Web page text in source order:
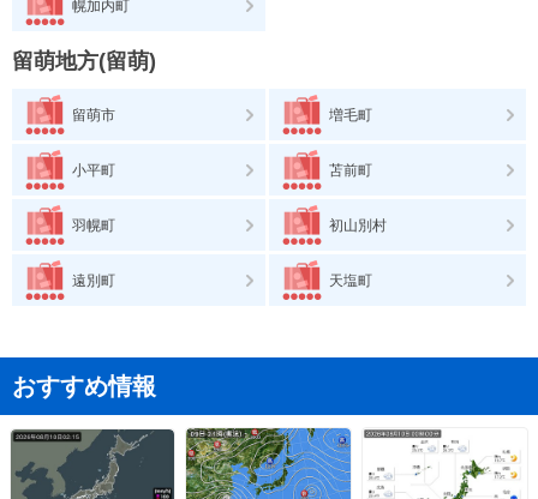
幌加内町
留萌地方(留萌)
留萌市 増毛町
小平町 苫前町
羽幌町 初山別村
遠別町 天塩町
おすすめ情報